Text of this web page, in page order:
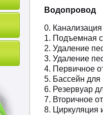
Водопровод
0. Канализация
1. Подъемная
2. Удаление
3. Удаление
4. Первичное
5. Бассейн для
6. Резервуар
7. Вторичное
8. Циркуляция